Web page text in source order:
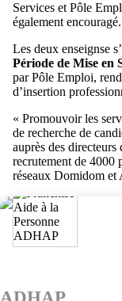
Services et Pôle
également encouragé.
Les deux enseignse
Période de Mise en
par Pôle Emploi,
d’insertion
« Promouvoir les
de recherche de
auprès des
recrutement de 4000
réseaux Domidom et